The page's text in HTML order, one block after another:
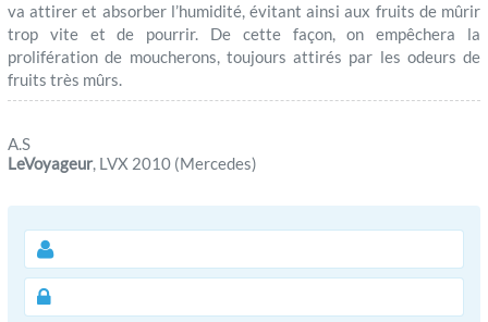
va attirer et absorber l’humidité, évitant ainsi aux fruits de mûrir
trop vite et de pourrir. De cette façon, on empêchera la
prolifération de moucherons, toujours attirés par les odeurs de
fruits très mûrs.
A.S
LeVoyageur, LVX 2010 (Mercedes)